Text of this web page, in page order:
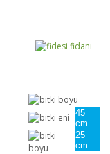
45
cm
25
cm